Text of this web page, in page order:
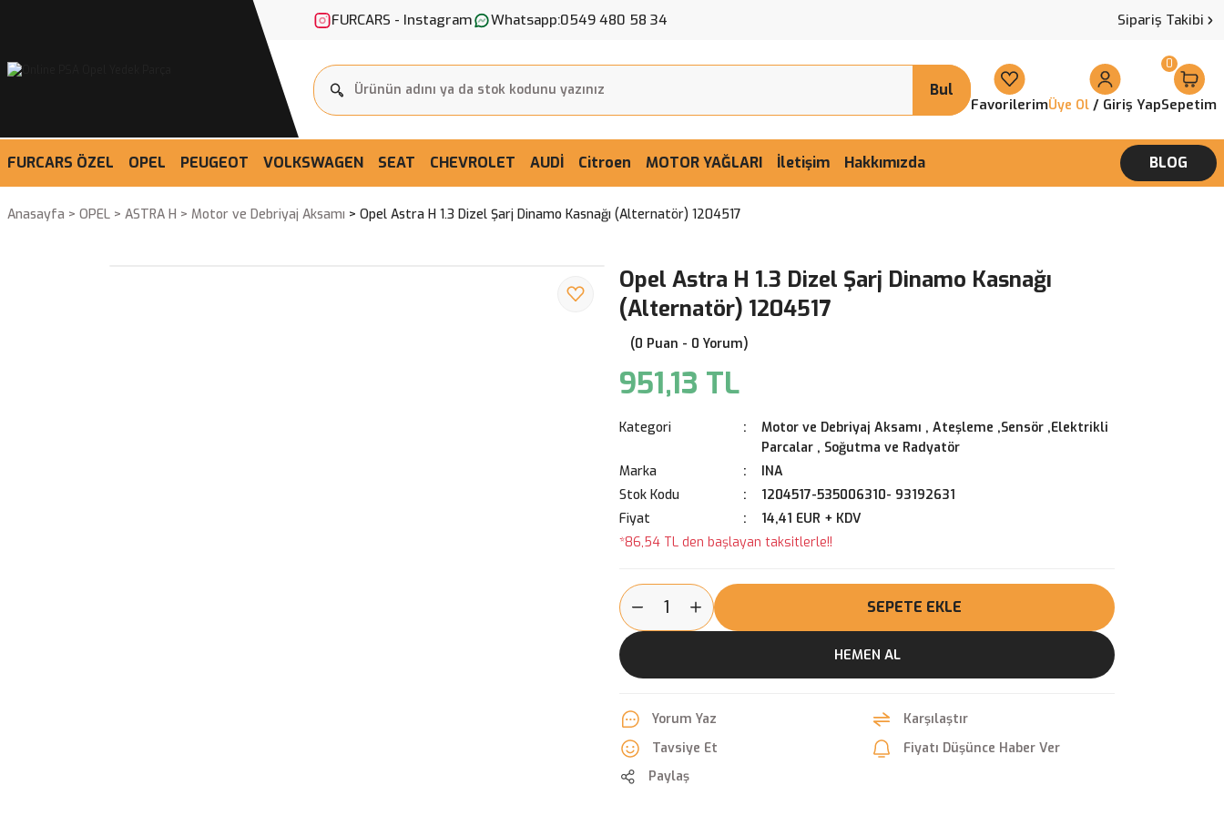
FURCARS - Instagram Whatsapp:0549 480 58 34 Sipariş Takibi
Bul
FavorilerimÜye Ol / Giriş YapSepetim
0
FURCARS ÖZEL OPEL PEUGEOT VOLKSWAGEN SEAT CHEVROLET AUDİ Citroen MOTOR YAĞLARI İletişim Hakkımızda BLOG
Anasayfa OPEL ASTRA H Motor ve Debriyaj Aksamı Opel Astra H 1.3 Dizel Şarj Dinamo Kasnağı (Alternatör) 1204517
Opel Astra H 1.3 Dizel Şarj Dinamo Kasnağı
(Alternatör) 1204517
(0 Puan - 0 Yorum)
951,13 TL
Kategori Motor ve Debriyaj Aksamı , Ateşleme ,Sensör ,Elektrikli
Parcalar , Soğutma ve Radyatör
Marka
INA
Stok Kodu
1204517-535006310- 93192631
Fiyat
14,41 EUR + KDV
*86,54 TL den başlayan taksitlerle!!
SEPETE EKLE
HEMEN AL
Yorum Yaz
Karşılaştır
Tavsiye Et
Fiyatı Düşünce Haber Ver
Paylaş